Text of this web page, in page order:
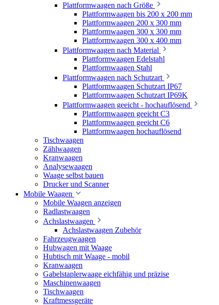
Plattformwaagen nach Größe
Plattformwaagen bis 200 x 200 mm
Plattformwaagen 200 x 300 mm
Plattformwaagen 300 x 300 mm
Plattformwaagen 300 x 400 mm
Plattformwaagen nach Material
Plattformwaagen Edelstahl
Plattformwaagen Stahl
Plattformwaagen nach Schutzart
Plattformwaagen Schutzart IP67
Plattformwaagen Schutzart IP69K
Plattformwaagen geeicht - hochauflösend
Plattformwaagen geeicht C3
Plattformwaagen geeicht C6
Plattformwaagen hochauflösend
Tischwaagen
Zählwaagen
Kranwaagen
Analysewaagen
Waage selbst bauen
Drucker und Scanner
Mobile Waagen
Mobile Waagen anzeigen
Radlastwaagen
Achslastwaagen
Achslastwaagen Zubehör
Fahrzeugwaagen
Hubwagen mit Waage
Hubtisch mit Waage - mobil
Kranwaagen
Gabelstaplerwaage eichfähig und präzise
Maschinenwaagen
Tischwaagen
Kraftmessgeräte